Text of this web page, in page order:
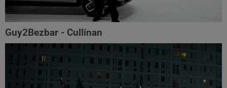
Guy2Bezbar - Cullinan